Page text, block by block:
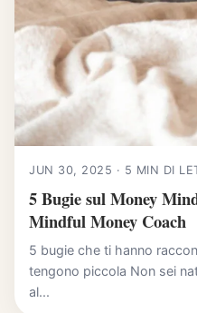
JUN 30, 2025 · 5 MIN DI
5 Bugie sul Money
Mindful Money Coach
5 bugie che ti hanno
tengono piccola Non sei
al...